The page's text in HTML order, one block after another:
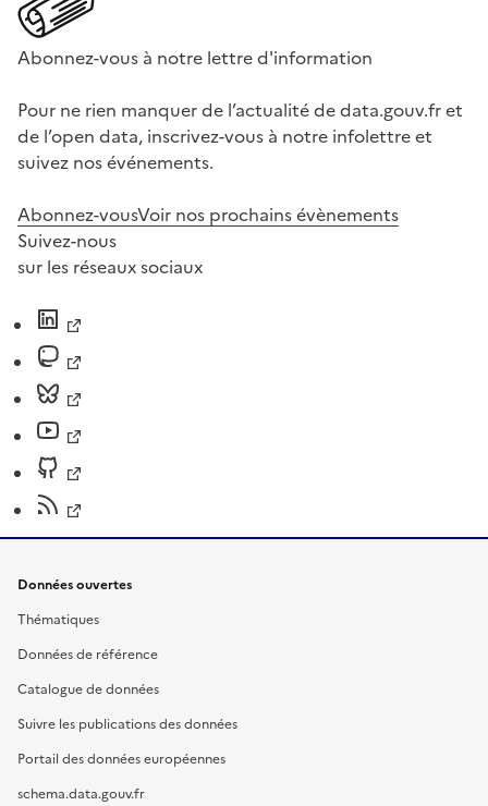
Abonnez-vous à notre lettre d'information
Pour ne rien manquer de l’actualité de data.gouv.fr et
de l’open data, inscrivez-vous à notre infolettre et
suivez nos événements.
Abonnez-vousVoir nos prochains évènements
Suivez-nous
sur les réseaux sociaux
Données ouvertes
Thématiques
Données de référence
Catalogue de données
Suivre les publications des données
Portail des données européennes
schema.data.gouv.fr